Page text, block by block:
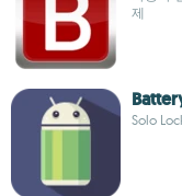
제
Solo